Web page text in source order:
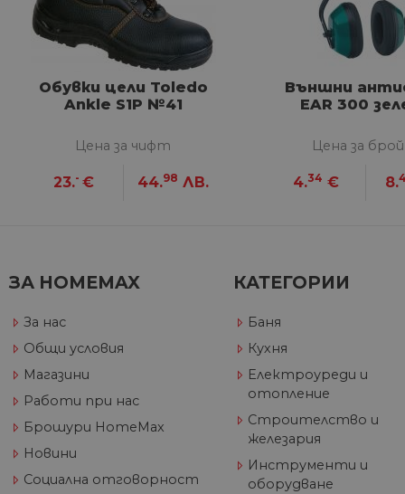
Обувки цели Toledo
Ankle S1P №41
Цена за чифт
23.-€ 44.98 ЛВ.
Външни
EAR 300
Цена за
4.34 € 8.
ЗА HOMEMAX
За нас
Общи условия
Магазини
Работи при нас
Брошури HomeMax
Новини
Социална отговорност
КАТЕГОРИИ
Баня
Кухня
Електроуреди и
отопление
Строителство и
железария
Инструменти и
оборудване
__utmb
LLC
__utmz
VISITOR_INFO1_LIVE
_gcl_au
GeneralAppGenSession